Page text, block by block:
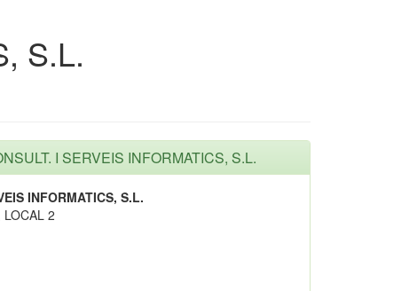
S.L.
I SERVEIS INFORMATICS, S.L.
INFORMATICS, S.L.
LOCAL 2